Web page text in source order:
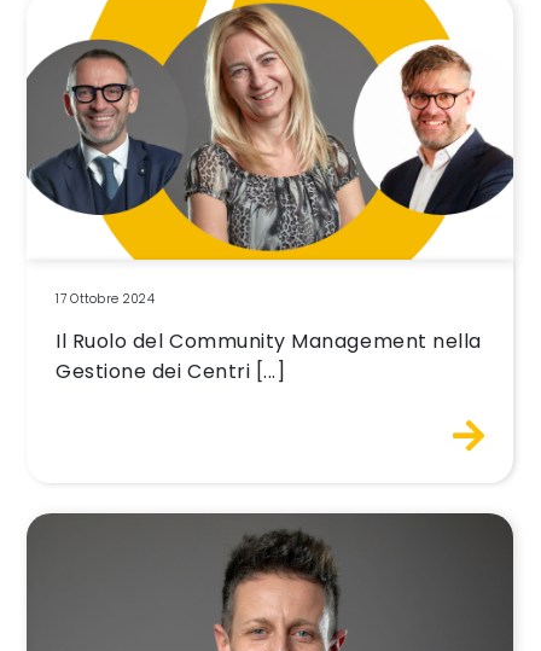
17 Ottobre 2024
Il Ruolo del Community Management nella
Gestione dei Centri [...]